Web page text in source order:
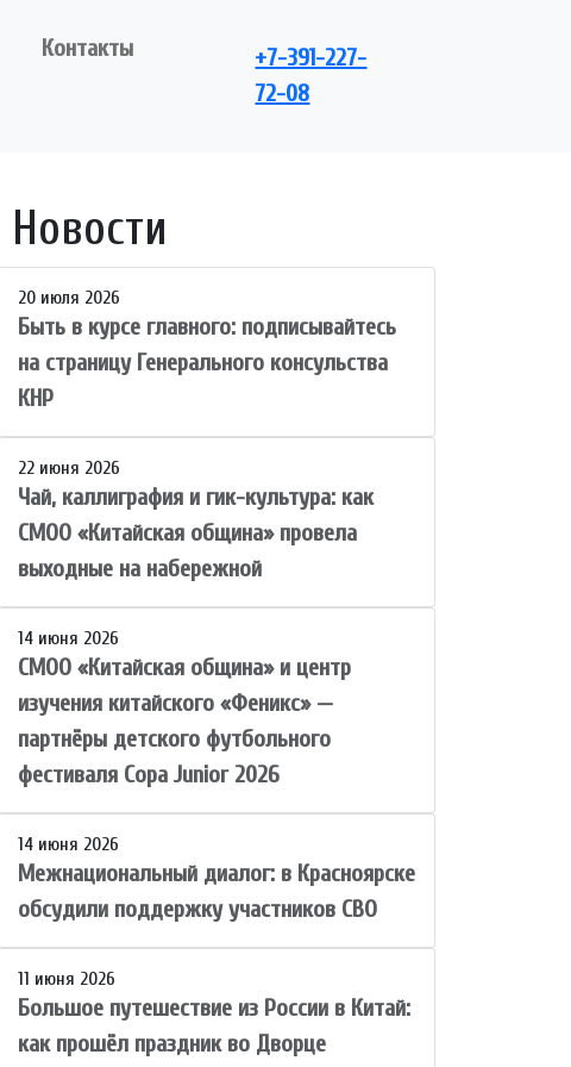
Контакты
+7-391-227-
72-08
Новости
20 июля 2026
Быть в курсе главного: подписывайтесь
на страницу Генерального консульства
КНР
22 июня 2026
Чай, каллиграфия и гик-культура: как
СМОО «Китайская община» провела
выходные на набережной
14 июня 2026
СМОО «Китайская община» и центр
изучения китайского «Феникс» —
партнёры детского футбольного
фестиваля Copa Junior 2026
14 июня 2026
Межнациональный диалог: в Красноярске
обсудили поддержку участников СВО
11 июня 2026
Большое путешествие из России в Китай:
как прошёл праздник во Дворце